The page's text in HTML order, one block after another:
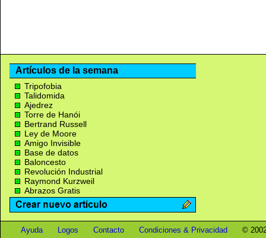
Artículos de la semana
Tripofobia
Talidomida
Ajedrez
Torre de Hanói
Bertrand Russell
Ley de Moore
Amigo Invisible
Base de datos
Baloncesto
Revolución Industrial
Raymond Kurzweil
Abrazos Gratis
Ayuda Logos Contacto Condiciones & Privacidad ©